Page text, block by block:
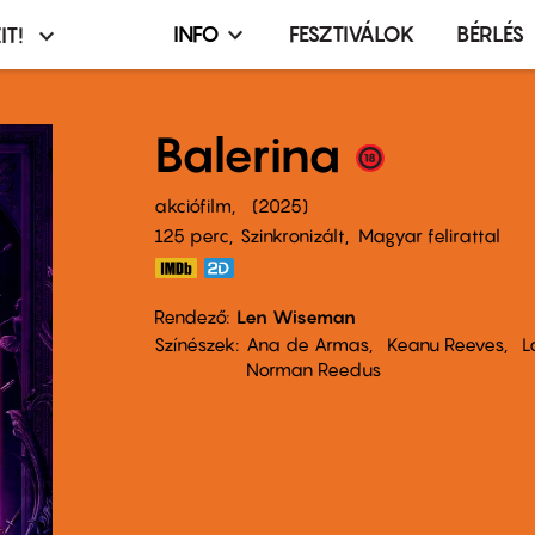
Infó,
terembérlés
menü
INFO FESZTIVÁLOK BÉRLÉS
Balerina
akciófilm
2025
125 perc,
Szinkronizált Magyar felirattal
Rendező Len Wiseman
Színészek
Ana de Armas Keanu Reeves
Norman Reedus